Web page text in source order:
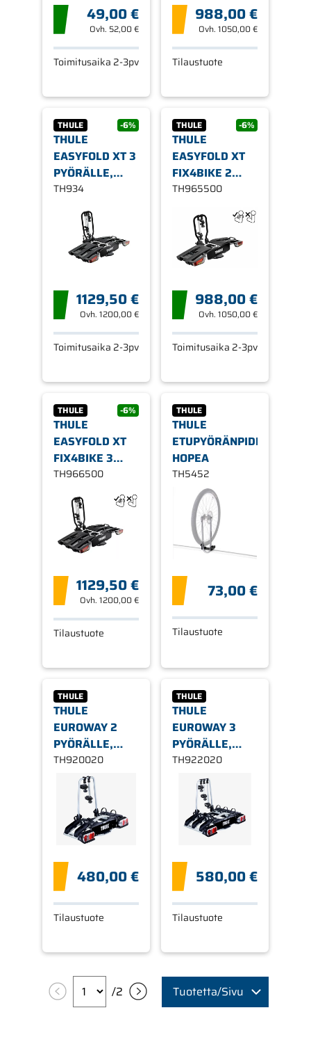
49,00 €
Ovh. 52,00 €
Toimitusaika 2-3pv
988,00 €
Ovh.1050,00 €
Tilaustuote
THULE -6%
THULE
EASYFOLD XT 3
PYÖRÄLLE,
KOUKKUASENNUS,
TH934
1129,50 €
Ovh. 1200,00 €
Toimitusaika 2-3pv
THULE -6%
THULE
EASYFOLD XT
FIX4BIKE 2
PYÖRÄLLE, 13-
TH965500
988,00 €
Ovh.1050,00 €
Toimitusaika 2-3pv
THULE -6%
THULE
EASYFOLD XT
FIX4BIKE 3
PYÖRÄLLE, 13-
TH966500
1129,50 €
Ovh. 1200,00 €
Tilaustuote
THULE
THULE
ETUPYÖRÄNPIDIKE,
HOPEA
TH5452
73,00 €
Tilaustuote
THULE
THULE
EUROWAY 2
PYÖRÄLLE,
KOUKKUASENNUS,
13-NAPAINEN
TH920020
480,00 €
Tilaustuote
THULE
THULE
EUROWAY 3
PYÖRÄLLE,
KOUKKUASENNUS,
13-NAPAINEN
TH922020
580,00 €
Tilaustuote
/2 Tuotetta/Sivu